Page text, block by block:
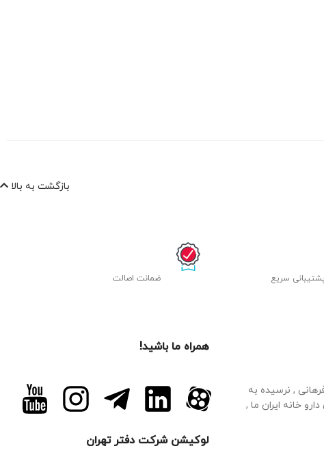
بازگشت به بالا
پشتیبانی سریع ﺿﻤﺎﻧﺖ اصالت
مقام فرهانی , نرسیده به
139 , بالای دارو خانه ایران ما ,
همراه ما باشید!
لوکیشن شرکت دفتر تهران